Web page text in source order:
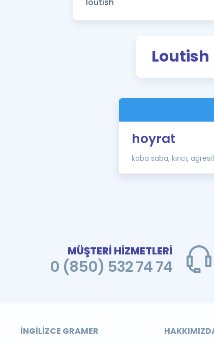
Loutish
hoyrat
kaba saba, kırıcı, agresif
MÜŞTERİ HİZMETLERİ
0 (850) 532 74 74
İNGILIZCE GRAMER